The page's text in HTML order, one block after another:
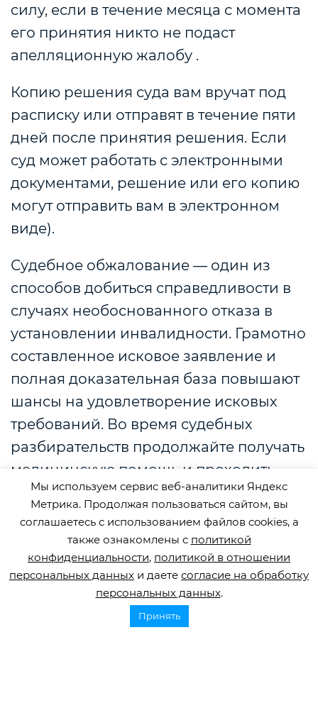
силу, если в течение месяца с момента
его принятия никто не подаст
апелляционную жалобу .
Копию решения суда вам вручат под
расписку или отправят в течение пяти
дней после принятия решения. Если
суд может работать с электронными
документами, решение или его копию
могут отправить вам в электронном
виде).
Судебное обжалование — один из
способов добиться справедливости в
случаях необоснованного отказа в
установлении инвалидности. Грамотно
составленное исковое заявление и
полная доказательная база повышают
шансы на удовлетворение исковых
требований. Во время судебных
разбирательств продолжайте получать
медицинскую помощь и проходить
необходимые реабилитационные
мероприятия.
Если вам или вашему близком после
инсульта нужна консультация по
правовому вопросу или помощь в
составлении документов, вы можете
Мы используем сервис веб-аналитики Яндекс
Метрика. Продолжая пользоваться сайтом, вы
соглашаетесь с использованием файлов cookies, а
также ознакомлены с политикой
конфиденциальности, политикой в отношении
персональных данных и даете согласие на обработку
персональных данных.
Принять